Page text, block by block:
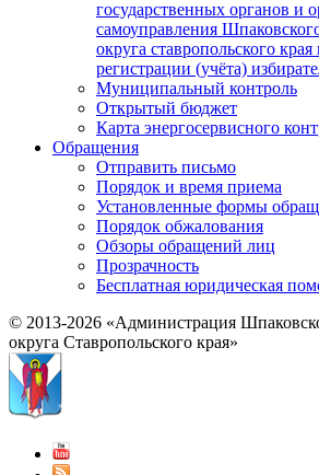
государственных органов и
самоуправления
округа ставропольского
регистрации (учёта)
Муниципальный контроль
Открытый бюджет
Карта энергосервисного
Обращения
Отправить письмо
Порядок и время приема
Установленные формы
Порядок обжалования
Обзоры обращений лиц
Прозрачность
Бесплатная юридическая
© 2013-2026 «Администрация
округа Ставропольского края»